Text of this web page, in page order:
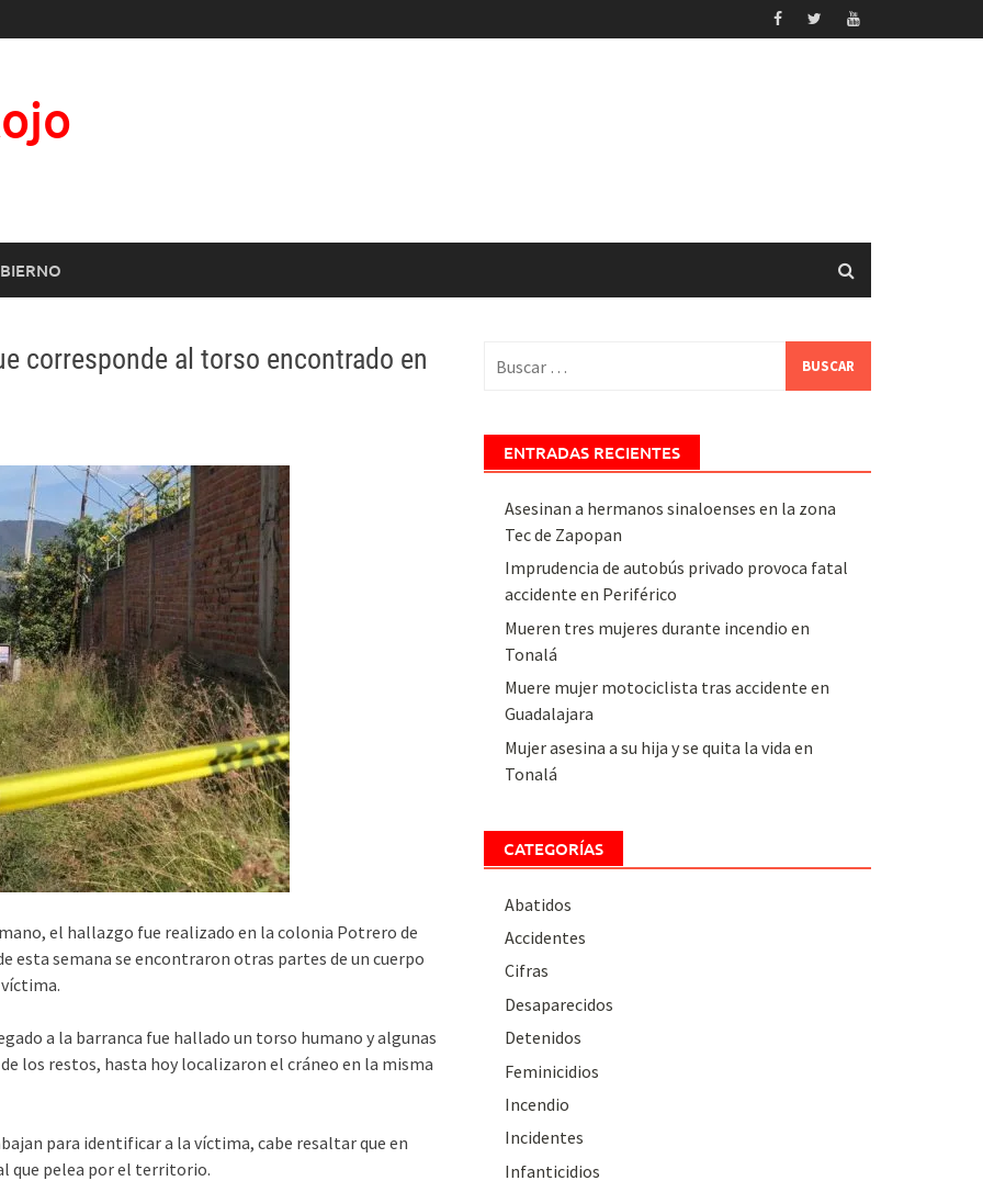
corresponde al torso encontrado en
el hallazgo fue realizado en la colonia Potrero de
esta semana se encontraron otras partes de un cuerpo
a la barranca fue hallado un torso humano y algunas
los restos, hasta hoy localizaron el cráneo en la misma
para identificar a la víctima, cabe resaltar que en
que pelea por el territorio.
ENTRADAS RECIENTES
Asesinan a hermanos sinaloenses en la zona
Tec de Zapopan
Imprudencia de autobús privado provoca fatal
accidente en Periférico
Mueren tres mujeres durante incendio en
Tonalá
Muere mujer motociclista tras accidente en
Guadalajara
Mujer asesina a su hija y se quita la vida en
Tonalá
CATEGORÍAS
Abatidos
Accidentes
Cifras
Desaparecidos
Detenidos
Feminicidios
Incendio
Incidentes
Infanticidios